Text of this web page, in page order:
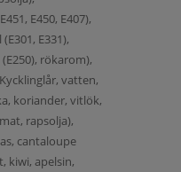
E450, E407),
E331),
rökarom),
vatten,
koriander, vitlök,
rapsolja),
cantaloupe
kiwi, apelsin,